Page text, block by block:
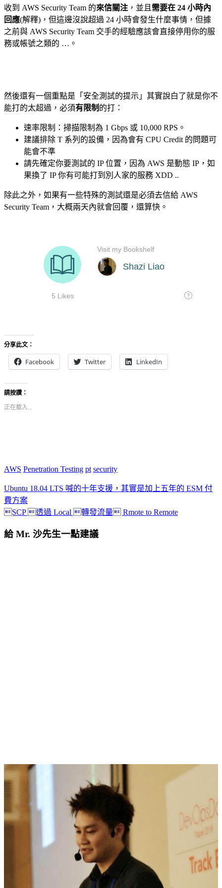
收到 AWS Security Team 的來信關注 ，並且 需要在 24 小時內
回應(解釋)，但這邊沒說超過 24 小時會發生什麼事情，但據
之前與 AWS Security Team 交手的經驗應該會直接停用你的服
務或帳號之類的 …。
然後還有一個重點是「安全測試的提示」其實說白了就是你不
能打的太超過，必須有限制 的打：
速率限制：掃描限制為 1 Gbps 或 10,000 RPS。
建議排除 T 系列的設備，因為會有 CPU Credit 的問題可
能會不準
請先確定你要測試的 IP 位置，因為 AWS 是動態 IP，如
果換了 IP 你有可能打到別人家的服務 XDD ..
除此之外，如果有一些特殊的測試還是必須去信給 AWS
Security Team，大概兩天內就會回覆，還算快。
分享此文：
Facebook Twitter LinkedIn
請按讚：
正在載入...
AWS Penetration Testing pt security
Ubuntu 18.04 LTS 喊的十年支援，其實是加上五年的 ESM 付
費方案
SCP 透過 Local 轉發流量 Rmote to Remote
給 Mr. 沙先生一點建議